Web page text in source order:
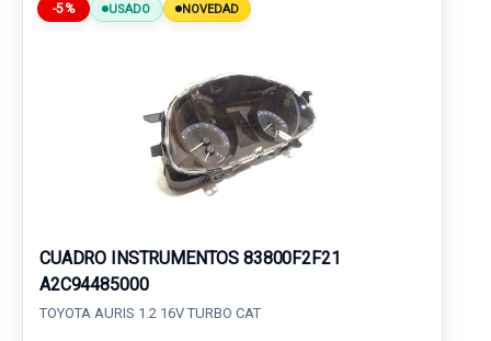
-5% USADO NOVEDAD
CUADRO INSTRUMENTOS 83800F2F21
A2C94485000
TOYOTA AURIS 1.2 16V TURBO CAT